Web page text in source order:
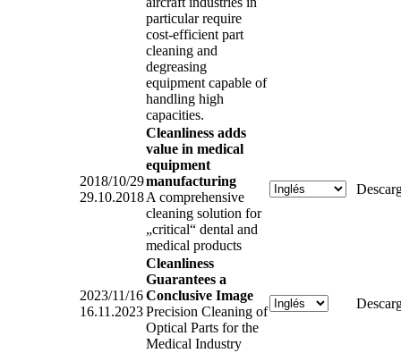
particular require
cost-efficient part
cleaning and
degreasing
equipment capable of
handling high
capacities.
2018/10/29
29.10.2018
Cleanliness adds
value in medical
equipment
manufacturing
A comprehensive
cleaning solution for
„critical“ dental and
medical products
2023/11/16
16.11.2023
Cleanliness
Guarantees a
Conclusive Image
Precision Cleaning of
Optical Parts for the
Medical Industry